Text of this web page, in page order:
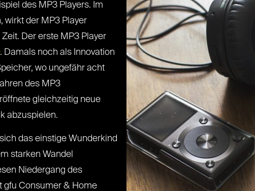
des MP3 Players. Im
wirkt der MP3 Player
Der erste MP3 Player
. Damals noch als Innovation
wo ungefähr acht
des MP3
gleichzeitig neue
abzuspielen.
das einstige Wunderkind
starken Wandel
Niedergang des
gfu Consumer & Home